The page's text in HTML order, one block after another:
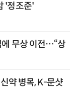
'정조준'
에 무상 이전…“상
약 병목, K-문샷